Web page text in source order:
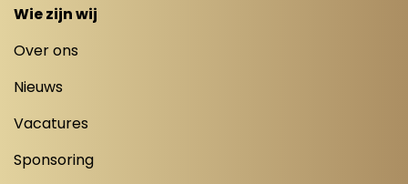
Wie zijn wij
Over ons
Nieuws
Vacatures
Sponsoring